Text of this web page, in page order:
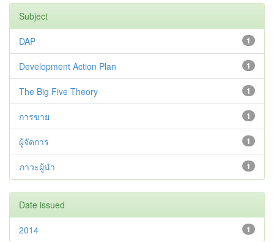
Subject
1
DAP
1
Development Action Plan
1
The Big Five Theory
1
การขาย
1
ผู้จัดการ
1
ภาวะผู้นำ
Date issued
1
2014